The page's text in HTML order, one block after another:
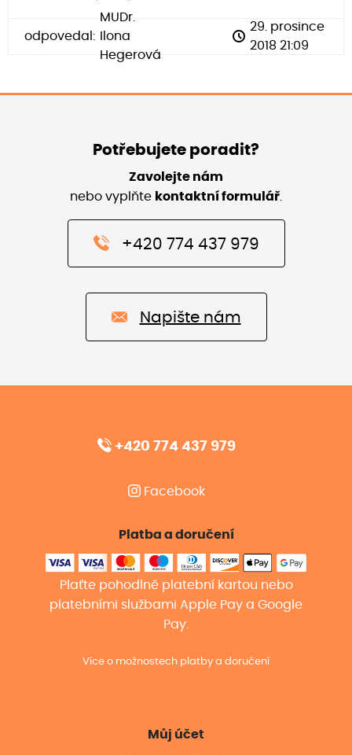
odpovedal:
MUDr.
Ilona
Hegerová
29. prosince
2018 21:09
Potřebujete poradit?
Zavolejte nám
nebo vyplňte kontaktní formulář
+420 774 437 979
Napište nám
+420 774 437 979
Facebook
Platba a doručení
Plaťte pohodlně platební kartou nebo
platebními službami Apple Pay a Google
Pay.
Více o možnostech platby a doručení
Můj účet